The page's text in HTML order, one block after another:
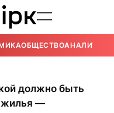
ОБЩЕСТВОАНАЛИТИКА
должно быть
жилья —